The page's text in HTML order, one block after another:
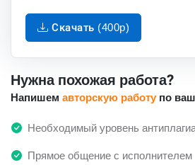
Скачать (400p)
Нужна похожая работа?
Напишем авторскую работу по
Необходимый уровень
Прямое общение с